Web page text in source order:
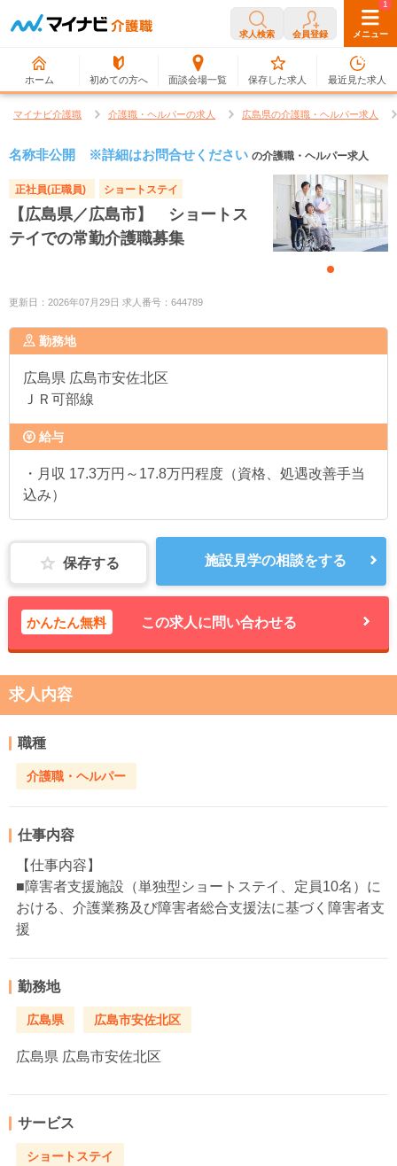
求人検索 会員登録 メニュー
ホーム 初めての方へ 面談会場一覧
0
保存した求人
1
最近見た求人
マイナビ介護職 介護職・ヘルパーの求人 広島県の介護職・ヘルパー求人
名称非公開 ※詳細はお問合せください の介護職・ヘルパー求人
正社員(正職員) ショートステイ
【広島県／広島市】 ショートス
テイでの常勤介護職募集
更新日：2026年07月29日 求人番号：644789
勤務地
広島県 広島市安佐北区
ＪＲ可部線
給与
・月収 17.3万円～17.8万円程度（資格、処遇改善手当
込み）
保存する 施設見学の相談をする
かんたん無料 この求人に問い合わせる
求人内容
職種
介護職・ヘルパー
仕事内容
【仕事内容】
■障害者支援施設（単独型ショートステイ、定員10名）に
おける、介護業務及び障害者総合支援法に基づく障害者支
援
勤務地
広島県 広島市安佐北区
広島県 広島市安佐北区
サービス
ショートステイ